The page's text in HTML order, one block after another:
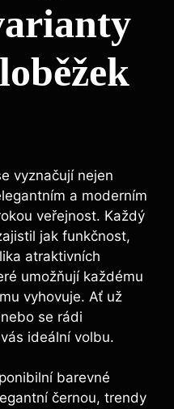
vyznačují nejen
a moderním
veřejnost. Každý
jak funkčnost,
atraktivních
umožňují každému
vyhovuje. Ať už
se rádi
ideální volbu.
barevné
černou, trendy